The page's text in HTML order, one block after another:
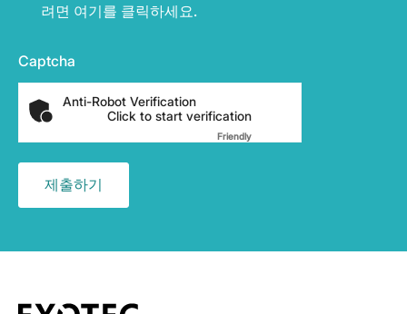
려면 여기를 클릭하세요.
Captcha
Anti-Robot Verification
Click to start verification
FriendlyCaptcha ⇗